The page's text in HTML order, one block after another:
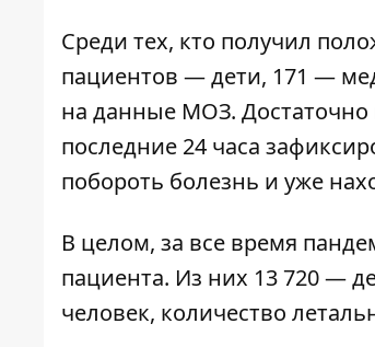
Среди тех, кто получил
пациентов — дети, 171 —
на данные МОЗ.
последние 24 часа
побороть болезнь и уже
В целом, за все время
пациента. Из них 13 720 —
человек, количество